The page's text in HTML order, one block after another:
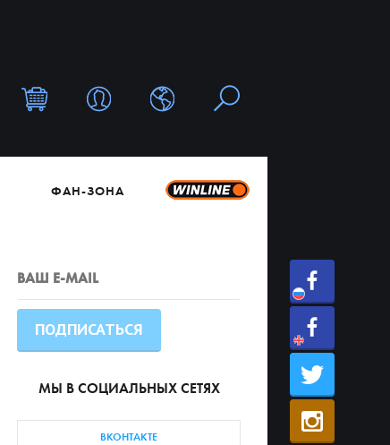
ФАН-ЗОНА
МЫ В СОЦИАЛЬНЫХ СЕТЯХ
ВКОНТАКТЕ